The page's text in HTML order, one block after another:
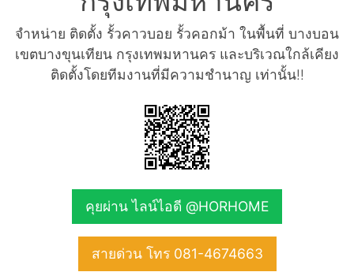
จำหน่าย ติดตั้ง รั้วคาวบอย รั้วคอกม้า ในพื้นที่ บางบอน
เขตบางขุนเทียน กรุงเทพมหานคร และบริเวณใกล้เคียง
ติดตั้งโดยทีมงานที่มีความชำนาญ เท่านั้น!!
คุยผ่าน ไลน์ไอดี @HORHOME
สายด่วน โทร 081-4674663